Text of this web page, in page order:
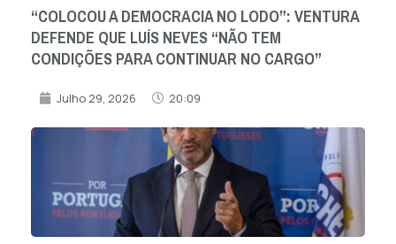
“COLOCOU A DEMOCRACIA NO LODO”: VENTURA
DEFENDE QUE LUÍS NEVES “NÃO TEM
CONDIÇÕES PARA CONTINUAR NO CARGO”
Julho 29, 2026 20:09